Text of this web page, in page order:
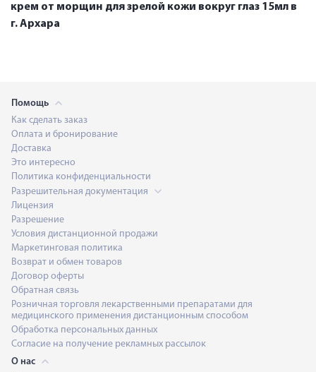
крем от морщин для зрелой кожи вокруг глаз 15мл в
г. Архара
Помощь
Как сделать заказ
Оплата и бронирование
Доставка
Это интересно
Политика конфиденциальности
Разрешительная документация
Лицензия
Разрешение
Условия дистанционной продажи
Маркетинговая политика
Возврат и обмен товаров
Договор оферты
Обратная связь
Розничная торговля лекарственными препаратами для
медицинского применения дистанционным способом
Обработка персональных данных
Согласие на получение рекламных рассылок
О нас